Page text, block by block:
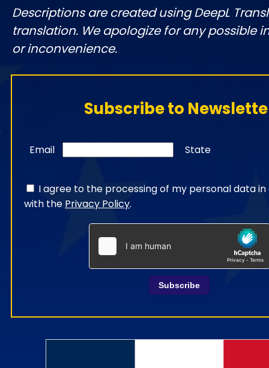
Descriptions are created using DeepL
translation. We apologize for any possible
or inconvenience.
Subscribe to
Email State
I agree to the processing of my personal data
with the Privacy Policy.
Subscribe